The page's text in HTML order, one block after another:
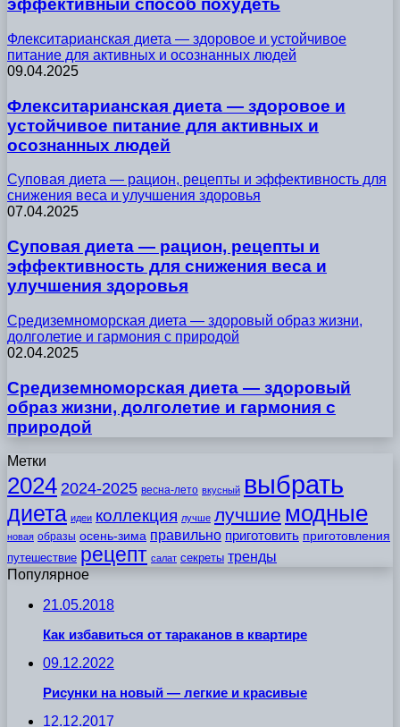
эффективный способ похудеть
Флекситарианская диета — здоровое и устойчивое
питание для активных и осознанных людей
09.04.2025
Флекситарианская диета — здоровое и
устойчивое питание для активных и
осознанных людей
Суповая диета — рацион, рецепты и эффективность для
снижения веса и улучшения здоровья
07.04.2025
Суповая диета — рацион, рецепты и
эффективность для снижения веса и
улучшения здоровья
Средиземноморская диета — здоровый образ жизни,
долголетие и гармония с природой
02.04.2025
Средиземноморская диета — здоровый
образ жизни, долголетие и гармония с
природой
Метки
2024 2024-2025 весна-лето вкусный выбрать
диета идеи коллекция лучше лучшие модные
новая образы осень-зима правильно приготовить приготовления
путешествие рецепт салат секреты тренды
Популярное
21.05.2018
Как избавиться от тараканов в квартире
09.12.2022
Рисунки на новый — легкие и красивые
12.12.2017